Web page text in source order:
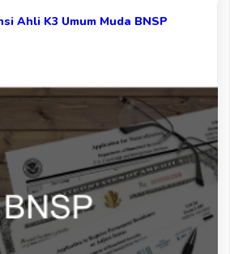
Ahli K3 Umum Muda BNSP